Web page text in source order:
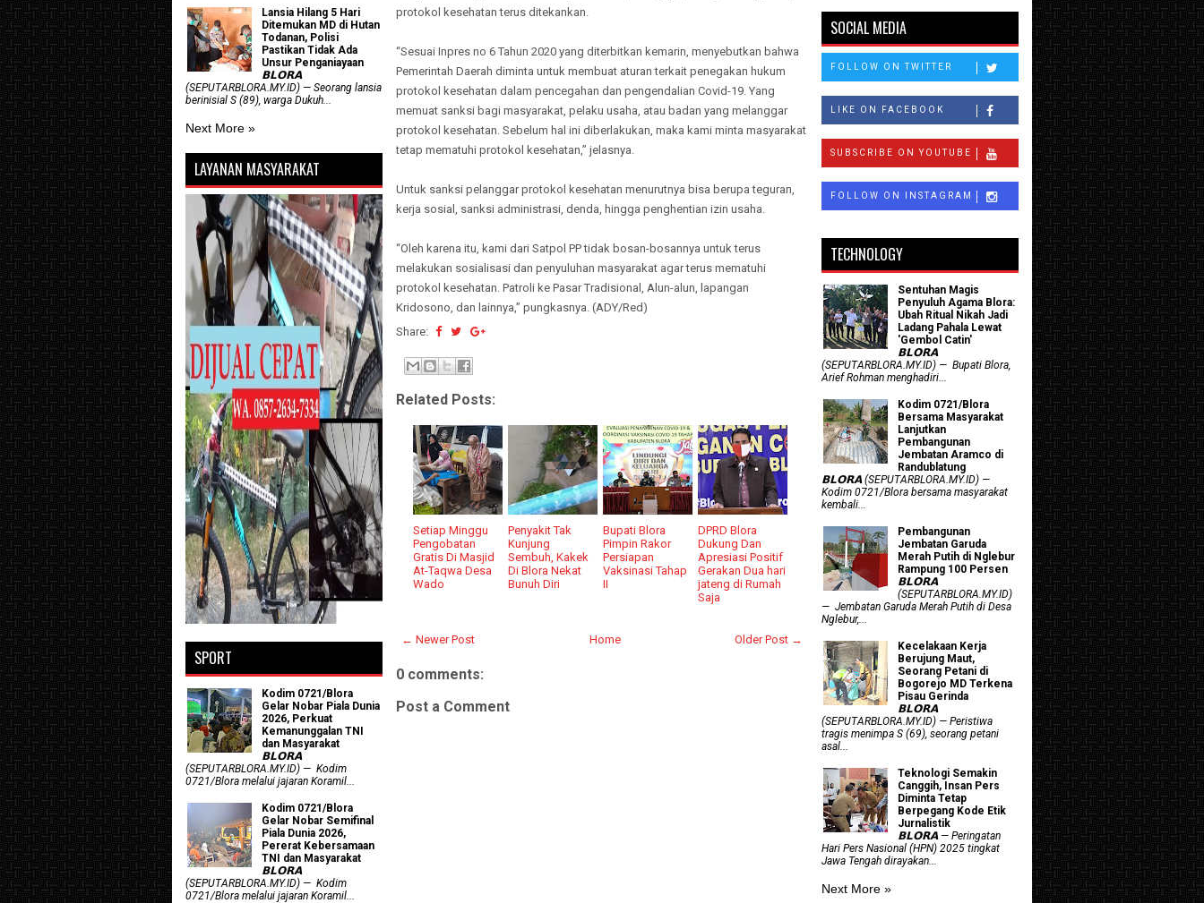
protokol kesehatan terus ditekankan.
“Sesuai Inpres no 6 Tahun 2020 yang diterbitkan kemarin, menyebutkan bahwa
Pemerintah Daerah diminta untuk membuat aturan terkait penegakan hukum
protokol kesehatan dalam pencegahan dan pengendalian Covid-19. Yang
memuat sanksi bagi masyarakat, pelaku usaha, atau badan yang melanggar
protokol kesehatan. Sebelum hal ini diberlakukan, maka kami minta masyarakat
tetap mematuhi protokol kesehatan,” jelasnya.
Untuk sanksi pelanggar protokol kesehatan menurutnya bisa berupa teguran,
kerja sosial, sanksi administrasi, denda, hingga penghentian izin usaha.
“Oleh karena itu, kami dari Satpol PP tidak bosan-bosannya untuk terus
melakukan sosialisasi dan penyuluhan masyarakat agar terus mematuhi
protokol kesehatan. Patroli ke Pasar Tradisional, Alun-alun, lapangan
Kridosono, dan lainnya,” pungkasnya. (ADY/Red)
Share:
Related Posts:
Setiap Minggu
Pengobatan
Gratis Di Masjid
At-Taqwa Desa
Wado
Penyakit Tak
Kunjung
Sembuh, Kakek
Di Blora Nekat
Bunuh Diri
Bupati Blora
Pimpin Rakor
Persiapan
Vaksinasi Tahap
II
DPRD Blora
Dukung Dan
Apresiasi Positif
Gerakan Dua hari
jateng di Rumah
Saja
← Newer Post Older Post →
Home
0 comments:
Post a Comment
Lansia Hilang 5 Hari
Ditemukan MD di Hutan
Todanan, Polisi
Pastikan Tidak Ada
Unsur Penganiayaan
𝗕𝗟𝗢𝗥𝗔
(SEPUTARBLORA.MY.ID) — Seorang lansia
berinisial S (89), warga Dukuh...
Next More »
LAYANAN MASYARAKAT
SPORT
Kodim 0721/Blora
Gelar Nobar Piala Dunia
2026, Perkuat
Kemanunggalan TNI
dan Masyarakat
𝗕𝗟𝗢𝗥𝗔
(SEPUTARBLORA.MY.ID) — Kodim
0721/Blora melalui jajaran Koramil...
Kodim 0721/Blora
Gelar Nobar Semifinal
Piala Dunia 2026,
Pererat Kebersamaan
TNI dan Masyarakat
𝗕𝗟𝗢𝗥𝗔
(SEPUTARBLORA.MY.ID) — Kodim
0721/Blora melalui jajaran Koramil...
SOCIAL MEDIA
FOLLOW ON TWITTER
LIKE ON FACEBOOK
SUBSCRIBE ON YOUTUBE
FOLLOW ON INSTAGRAM
TECHNOLOGY
Sentuhan Magis
Penyuluh Agama Blora:
Ubah Ritual Nikah Jadi
Ladang Pahala Lewat
'Gembol Catin'
𝗕𝗟𝗢𝗥𝗔
(SEPUTARBLORA.MY.ID) — Bupati Blora,
Arief Rohman menghadiri...
Kodim 0721/Blora
Bersama Masyarakat
Lanjutkan
Pembangunan
Jembatan Aramco di
Randublatung
𝗕𝗟𝗢𝗥𝗔 (SEPUTARBLORA.MY.ID) —
Kodim 0721/Blora bersama masyarakat
kembali...
Pembangunan
Jembatan Garuda
Merah Putih di Nglebur
Rampung 100 Persen
𝗕𝗟𝗢𝗥𝗔
(SEPUTARBLORA.MY.ID)
— Jembatan Garuda Merah Putih di Desa
Nglebur,...
Kecelakaan Kerja
Berujung Maut,
Seorang Petani di
Bogorejo MD Terkena
Pisau Gerinda
𝗕𝗟𝗢𝗥𝗔
(SEPUTARBLORA.MY.ID) — Peristiwa
tragis menimpa S (69), seorang petani
asal...
Teknologi Semakin
Canggih, Insan Pers
Diminta Tetap
Berpegang Kode Etik
Jurnalistik
𝗕𝗟𝗢𝗥𝗔 — Peringatan
Hari Pers Nasional (HPN) 2025 tingkat
Jawa Tengah dirayakan...
Next More »